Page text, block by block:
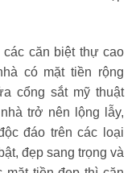
căn biệt thự cao
có mặt tiền rộng
cổng sắt mỹ thuật
trở nên lộng lẫy,
đáo trên các loại
đẹp sang trọng và